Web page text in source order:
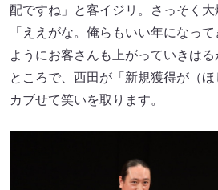
配ですね」と客イジリ。さっそく
「ええがな。俺らもいい年になっ
ようにお客さんも上がっていきは
ところで、西田が「新規獲得が（
カブせて笑いを取ります。